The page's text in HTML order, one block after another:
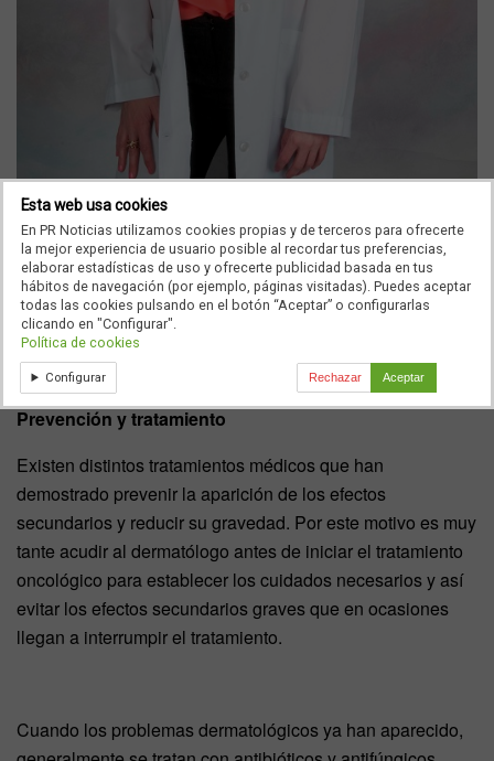
Prevención y tratamiento
Existen distintos tratamientos médicos que han
demostrado prevenir la aparición de los efectos
secundarios y reducir su gravedad. Por este motivo es muy
tante acudir al dermatólogo antes de iniciar el tratamiento
oncológico para establecer los cuidados necesarios y así
evitar los efectos secundarios graves que en ocasiones
llegan a interrumpir el tratamiento.
Cuando los problemas dermatológicos ya han aparecido,
Esta web usa cookies
En PR Noticias utilizamos cookies propias y de terceros para ofrecerte
la mejor experiencia de usuario posible al recordar tus preferencias,
elaborar estadísticas de uso y ofrecerte publicidad basada en tus
hábitos de navegación (por ejemplo, páginas visitadas). Puedes aceptar
todas las cookies pulsando en el botón “Aceptar” o configurarlas
clicando en "Configurar".
Política de cookies
Configurar Rechazar Aceptar